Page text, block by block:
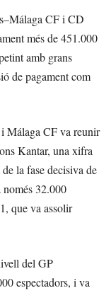
CF i CD
més de 451.000
amb grans
de pagament com
Málaga CF va reunir
Kantar, una xifra
la fase decisiva de
32.000
que va assolir
del GP
espectadors, i va